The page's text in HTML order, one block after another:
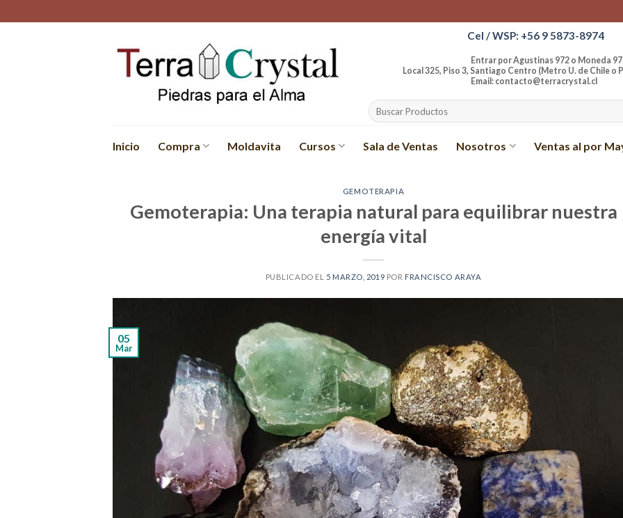
to
Cel / WSP: +56 9 5873-8974
Entrar por Agustinas 972 o Moneda
Local 325, Piso 3, Santiago Centro (Metro U. de Chile o
Email: contacto@terracrystal.cl
Buscar
por:
Inicio Compra Moldavita Cursos Sala de Ventas Nosotros Ventas al por
GEMOTERAPIA
Gemoterapia: Una terapia natural para equilibrar nuestra
energía vital
PUBLICADO EL 5 MARZO, 2019 POR FRANCISCO ARAYA
05
Mar